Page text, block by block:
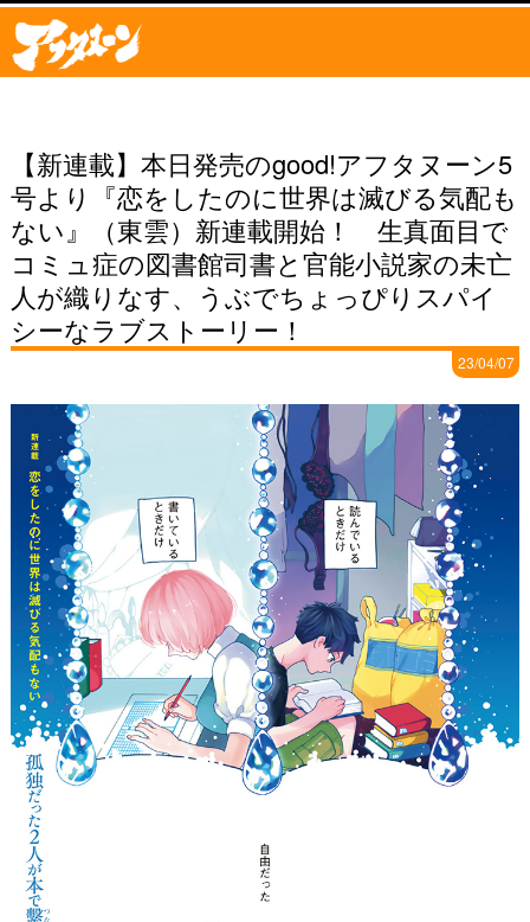
【新連載】本日発売のgood!アフタヌーン5
号より『恋をしたのに世界は滅びる気配も
ない』（東雲）新連載開始！ 生真面目で
コミュ症の図書館司書と官能小説家の未亡
人が織りなす、うぶでちょっぴりスパイ
シーなラブストーリー！
23/04/07